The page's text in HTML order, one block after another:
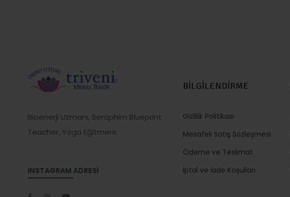
Bioenerji Uzmanı, Seraphim Blueprint
Teacher, Yoga Eğitmeni.
INSTAGRAM ADRESİ
BİLGİLENDİRME
Gizlilik Politikası
Mesafeli Satış Sözleşmesi
Ödeme ve Teslimat
İptal ve İade Koşulları